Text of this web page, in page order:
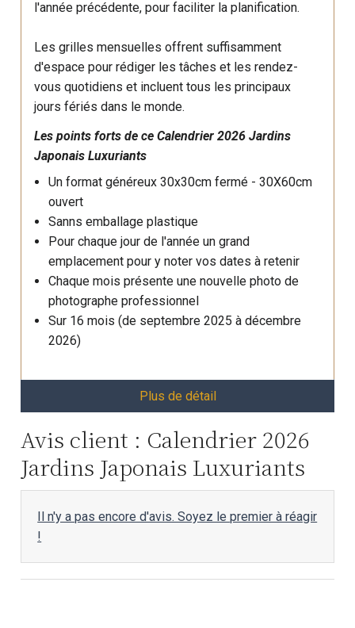
l'année précédente, pour faciliter la planification.
Les grilles mensuelles offrent suffisamment
d'espace pour rédiger les tâches et les rendez-
vous quotidiens et incluent tous les principaux
jours fériés dans le monde.
Les points forts de ceCalendrier2026 Jardins
Japonais Luxuriants
Un format généreux 30x30cm fermé - 30X60cm
ouvert
Sanns emballage plastique
Pour chaque jour de l'année un grand
emplacement pour y noter vos dates à retenir
Chaque mois présente une nouvelle photo de
photographe professionnel
Sur 16 mois (de septembre 2025 à décembre
2026)
Plus de détail
Avis client : Calendrier 2026
Jardins Japonais Luxuriants
Il n'y a pas encore d'avis. Soyez le premier à réagir
!